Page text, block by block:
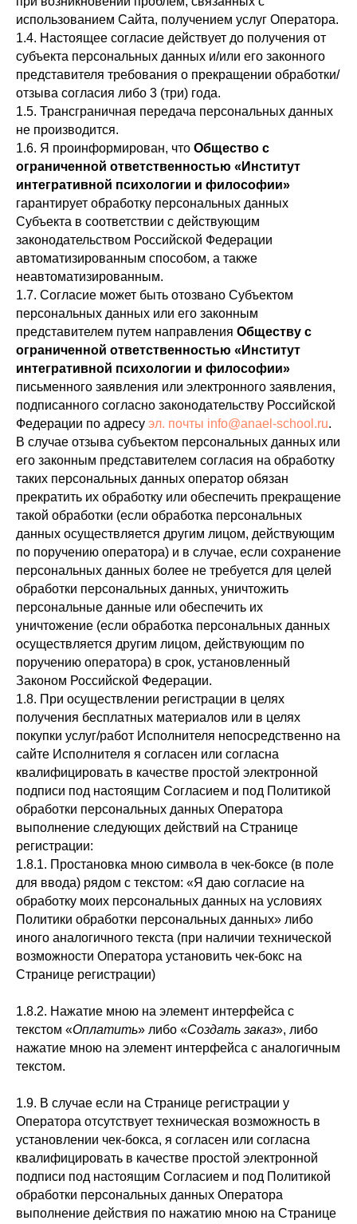
использованием Сайта, получением услуг Оператора.
1.4. Настоящее согласие действует до получения от
субъекта персональных данных и/или его законного
представителя требования о прекращении обработки/
отзыва согласия либо 3 (три) года.
1.5. Трансграничная передача персональных данных
не производится.
1.6. Я проинформирован, что Общество с
ограниченной ответственностью «Институт
интегративной психологии и философии»
гарантирует обработку персональных данных
Субъекта в соответствии с действующим
законодательством Российской Федерации
автоматизированным способом, а также
неавтоматизированным.
1.7. Согласие может быть отозвано Субъектом
персональных данных или его законным
представителем путем направления Обществу с
ограниченной ответственностью «Институт
интегративной психологии и философии»
письменного заявления или электронного заявления,
подписанного согласно законодательству Российской
Федерации по адресу эл. почты info@anael-school.ru.
В случае отзыва субъектом персональных данных или
его законным представителем согласия на обработку
таких персональных данных оператор обязан
прекратить их обработку или обеспечить прекращение
такой обработки (если обработка персональных
данных осуществляется другим лицом, действующим
по поручению оператора) и в случае, если сохранение
персональных данных более не требуется для целей
обработки персональных данных, уничтожить
персональные данные или обеспечить их
уничтожение (если обработка персональных данных
осуществляется другим лицом, действующим по
поручению оператора) в срок, установленный
Законом Российской Федерации.
1.8. При осуществлении регистрации в целях
получения бесплатных материалов или в целях
покупки услуг/работ Исполнителя непосредственно на
сайте Исполнителя я согласен или согласна
квалифицировать в качестве простой электронной
подписи под настоящим Согласием и под Политикой
обработки персональных данных Оператора
выполнение следующих действий на Странице
регистрации:
1.8.1. Простановка мною символа в чек-боксе (в поле
для ввода) рядом с текстом: «Я даю согласие на
обработку моих персональных данных на условиях
Политики обработки персональных данных» либо
иного аналогичного текста (при наличии технической
возможности Оператора установить чек-бокс на
Странице регистрации)
1.8.2. Нажатие мною на элемент интерфейса с
текстом «Оплатить» либо «Создать заказ», либо
нажатие мною на элемент интерфейса с аналогичным
текстом.
1.9. В случае если на Странице регистрации у
Оператора отсутствует техническая возможность в
установлении чек-бокса, я согласен или согласна
квалифицировать в качестве простой электронной
подписи под настоящим Согласием и под Политикой
обработки персональных данных Оператора
выполнение действия по нажатию мною на Странице